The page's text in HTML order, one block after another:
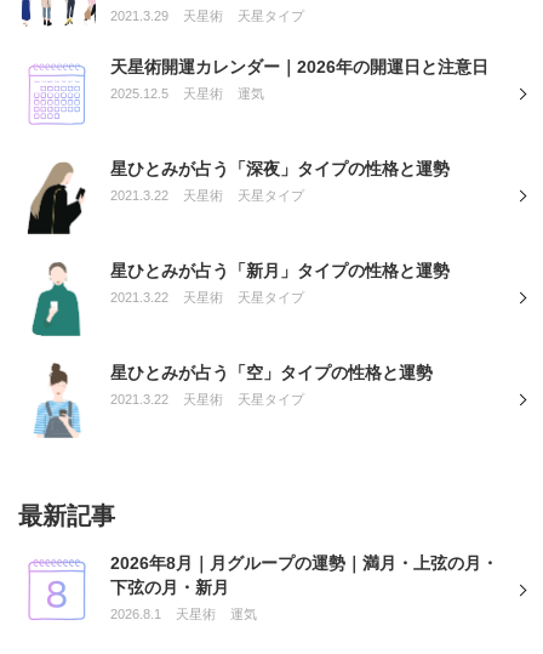
2021.3.29 天星術 天星タイプ
天星術開運カレンダー｜2026年の開運日と注意日
2025.12.5 天星術 運気
星ひとみが占う「深夜」タイプの性格と運勢
2021.3.22 天星術 天星タイプ
星ひとみが占う「新月」タイプの性格と運勢
2021.3.22 天星術 天星タイプ
星ひとみが占う「空」タイプの性格と運勢
2021.3.22 天星術 天星タイプ
最新記事
2026年8月｜月グループの運勢｜満月・上弦の月・
下弦の月・新月
2026.8.1 天星術 運気